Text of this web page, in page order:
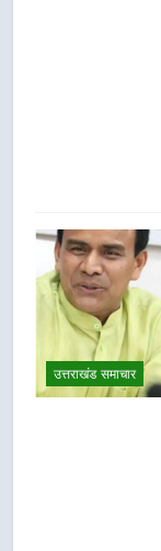
उत्तराखंड समाचार